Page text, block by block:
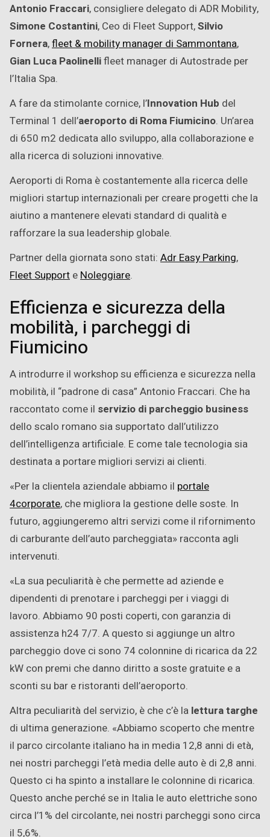
Antonio Fraccari, consigliere delegato di ADR Mobility,
Simone Costantini, Ceo di Fleet Support,Silvio
Fornera,fleet & mobility manager di Sammontana,
Gian Luca Paolinellifleet manager di Autostrade per
l’Italia Spa.
A fare da stimolante cornice, l’Innovation Hub del
Terminal 1 dell’aeroporto di Roma Fiumicino. Un’area
di 650 m2 dedicata allo sviluppo, alla collaborazione e
alla ricerca di soluzioni innovative.
Aeroporti di Roma è costantemente alla ricerca delle
migliori startup internazionali per creare progetti che la
aiutino a mantenere elevati standard di qualità e
rafforzare la sua leadership globale.
Partner della giornata sono stati: Adr Easy Parking,
Fleet Support e Noleggiare.
Efficienza e sicurezza della
mobilità, i parcheggi di
Fiumicino
A introdurre il workshop su efficienza e sicurezza nella
mobilità, il “padrone di casa” Antonio Fraccari. Che ha
raccontato come il servizio di parcheggio business
dello scalo romano sia supportato dall’utilizzo
dell’intelligenza artificiale. E come tale tecnologia sia
destinata a portare migliori servizi ai clienti.
«Per la clientela aziendale abbiamo il portale
4corporate, che migliora la gestione delle soste. In
futuro, aggiungeremo altri servizi come il rifornimento
di carburante dell’auto parcheggiata» racconta agli
intervenuti.
«La sua peculiarità è che permette ad aziende e
dipendenti di prenotare i parcheggi per i viaggi di
lavoro. Abbiamo 90 posti coperti, con garanzia di
assistenza h24 7/7. A questo si aggiunge un altro
parcheggio dove ci sono 74 colonnine di ricarica da 22
kW con premi che danno diritto a soste gratuite e a
sconti su bar e ristoranti dell’aeroporto.
Altra peculiarità del servizio, è che c’è la lettura targhe
di ultima generazione. «Abbiamo scoperto che mentre
il parco circolante italiano ha in media 12,8 anni di età,
nei nostri parcheggi l’età media delle auto è di 2,8 anni.
Questo ci ha spinto a installare le colonnine di ricarica.
Questo anche perché se in Italia le auto elettriche sono
circa l’1% del circolante, nei nostri parcheggi sono circa
il 5,6%.